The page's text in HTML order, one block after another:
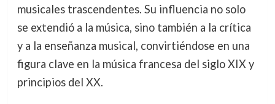
musicales trascendentes. Su influencia no solo
se extendió a la música, sino también a la crítica
y a la enseñanza musical, convirtiéndose en una
figura clave en la música francesa del siglo XIX y
principios del XX.